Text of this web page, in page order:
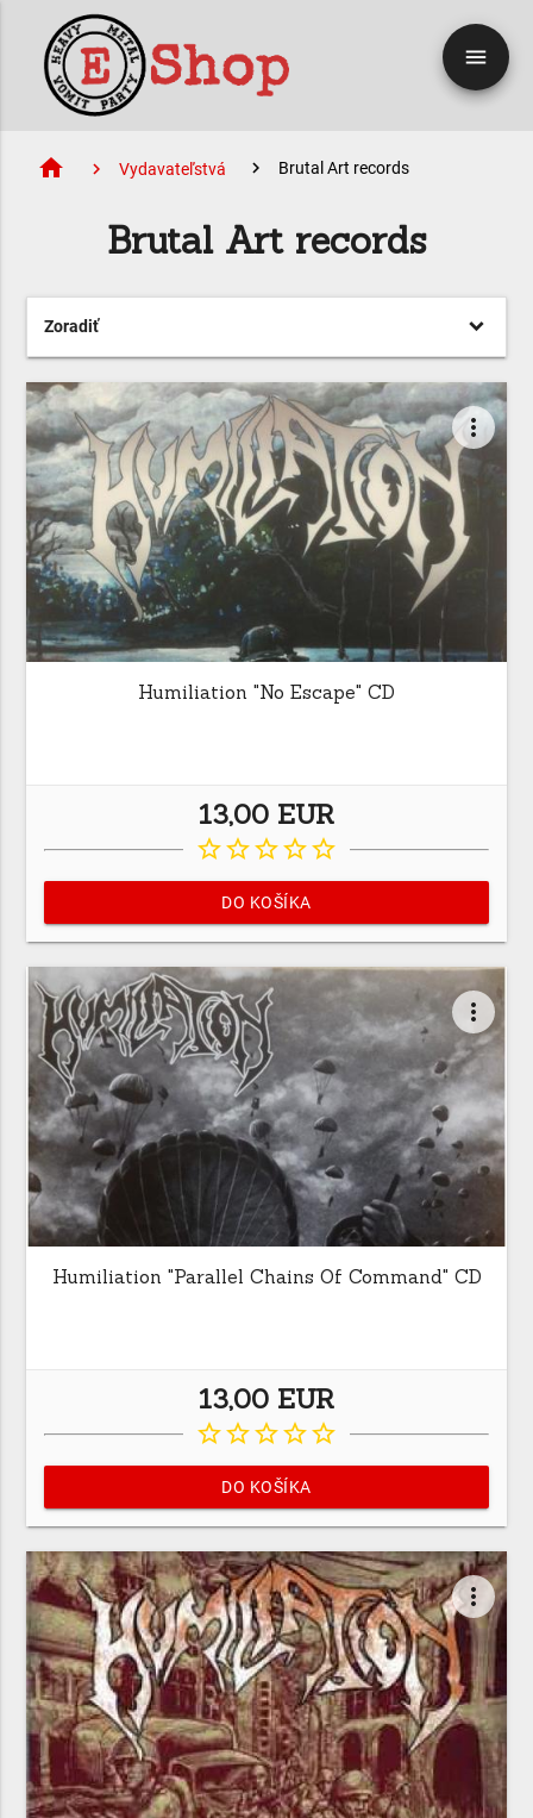
menu
home Vydavateľstvá Brutal Art records
Brutal Art records
Zoradiť
more_vert
Humiliation "No Escape" CD
13,00 EUR
star_borderstar_borderstar_borderstar_borderstar_border
DO KOŠÍKA
more_vert
Humiliation "Parallel Chains Of Command" CD
13,00 EUR
star_borderstar_borderstar_borderstar_borderstar_border
DO KOŠÍKA
more_vert